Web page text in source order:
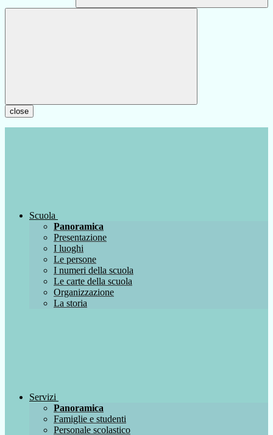
close
Scuola
Panoramica
Presentazione
I luoghi
Le persone
I numeri della scuola
Le carte della scuola
Organizzazione
La storia
Servizi
Panoramica
Famiglie e studenti
Personale scolastico